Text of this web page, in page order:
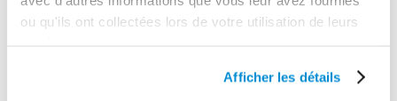
ou qu'ils ont collectées lors de votre utilisation de leurs
Afficher les détails
2 ans